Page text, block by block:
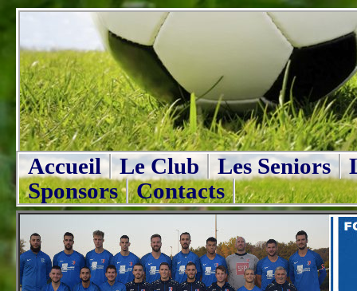
Accueil Le Club Les Seniors
Sponsors
Contacts